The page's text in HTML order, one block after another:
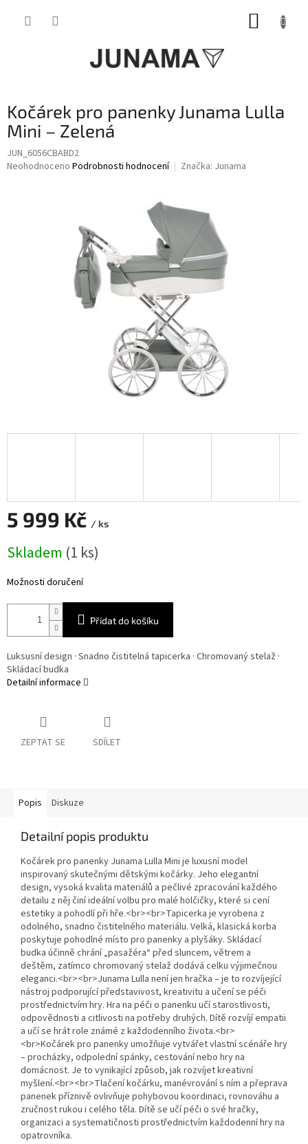
Kočárek pro panenky Junama Lulla
Mini – Zelená
JUN_6056CBABD2
Průměrné
Neohodnoceno Podrobnosti hodnocení Značka: Junama
5 999 Kč / ks
cena:
Skladem (1 ks)
Možnosti doručení
Přidat do košíku
Luksusní design · Snadno čistitelná tapicerka · Chromovaný stelaž ·
Skládací budka
Detailní informace
ZEPTAT SE SDÍLET
Popis Diskuze
Detailní popis produktu
Kočárek pro panenky Junama Lulla Mini je luxusní model
inspirovaný skutečnými dětskými kočárky. Jeho elegantní
design, vysoká kvalita materiálů a pečlivé zpracování každého
detailu z něj činí ideální volbu pro malé holčičky, které si cení
estetiky a pohodlí při hře.<br><br>Tapicerka je vyrobena z
odolného, snadno čistitelného materiálu. Velká, klasická korba
poskytuje pohodlné místo pro panenky a plyšáky. Skládací
budka účinně chrání „pasažéra“ před sluncem, větrem a
deštěm, zatímco chromovaný stelaž dodává celku výjimečnou
eleganci.<br><br>Junama Lulla není jen hračka – je to rozvíjející
nástroj podporující představivost, kreativitu a učení se péči
prostřednictvím hry. Hra na péči o panenku učí starostlivosti,
odpovědnosti a citlivosti na potřeby druhých. Dítě rozvíjí empatii
a učí se hrát role známé z každodenního života.<br>
<br>Kočárek pro panenky umožňuje vytvářet vlastní scénáře hry
– procházky, odpolední spánky, cestování nebo hry na
domácnost. Je to vynikající způsob, jak rozvíjet kreativní
myšlení.<br><br>Tlačení kočárku, manévrování s ním a přeprava
panenek příznivě ovlivňuje pohybovou koordinaci, rovnováhu a
zručnost rukou i celého těla. Dítě se učí péči o své hračky,
organizaci a systematičnosti prostřednictvím každodenní hry na
opatrovníka.